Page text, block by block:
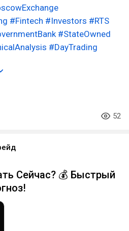
#Fintech #Investors #RTS
#StateOwned
#DayTrading
52
Сейчас? 💰 Быстрый